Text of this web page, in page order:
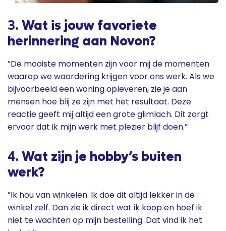
3. Wat is jouw favoriete
herinnering aan Novon?
”De mooiste momenten zijn voor mij de momenten
waarop we waardering krijgen voor ons werk. Als we
bijvoorbeeld een woning opleveren, zie je aan
mensen hoe blij ze zijn met het resultaat. Deze
reactie geeft mij altijd een grote glimlach. Dit zorgt
ervoor dat ik mijn werk met plezier blijf doen.”
4. Wat zijn je hobby’s buiten
werk?
”Ik hou van winkelen. Ik doe dit altijd lekker in de
winkel zelf. Dan zie ik direct wat ik koop en hoef ik
niet te wachten op mijn bestelling. Dat vind ik het